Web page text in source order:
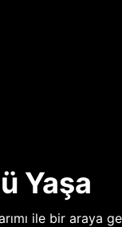
Yaşa
ile bir araya